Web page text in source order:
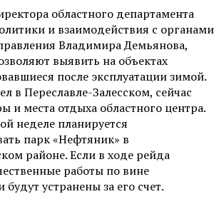
областного департамента
и взаимодействия с органами
Владимира Демьянова,
выявить на объектах
после эксплуатации зимой.
в Переславле-Залесском, сейчас
и места отдыха областного центра.
неделе планируется
парк «Нефтяник» в
районе. Если в ходе рейда
работы по вине
устранены за его счет.